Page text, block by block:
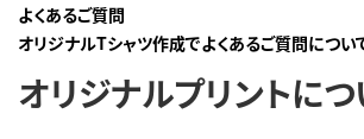
よくあるご質問
オリジナルTシャツ作成でよくあるご質問につい
オリジナルプリントに